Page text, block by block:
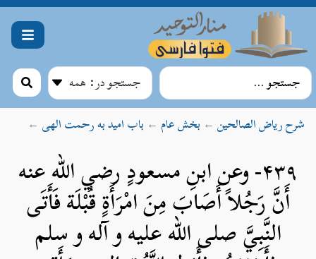
شرح ریاض الصالحین ← بخش عام ← باب امید به رحمت الهی ←
۴۳۹- وعن ابنِ مسعودٍ رضي الله عنه
أَنَّ رَجُلاً أَصَابَ مِنَ امْرَأَةٍ قُبْلَة فَأَتَى
النَّبِيَّ صلی الله علیه و آله و سلم